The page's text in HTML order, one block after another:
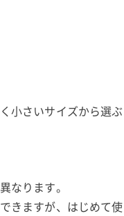
さいサイズから選ぶ
なります。
きますが、はじめて